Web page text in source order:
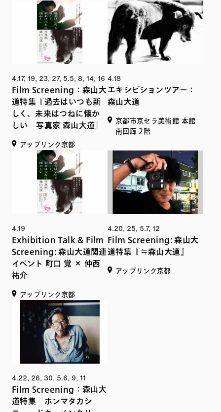
4.17, 19, 23, 27, 5.5, 8, 14, 16
Film Screening：森山大
道特集『過去はいつも新
しく、未来はつねに懐か
しい 写真家 森山大道』
アップリンク京都
4.18
エキシビションツアー：
森山大道
京都市京セラ美術館 本館
南回廊 2階
4.19
Exhibition Talk & Film
Screening: 森山大道関連
イベント 町口 覚 × 仲西
祐介
アップリンク京都
4.20, 25, 5.7, 12
Film Screening: 森山大
道特集『≒森山大道』
アップリンク京都
4.22, 26, 30, 5.6, 9, 11
Film Screening：森山大
道特集 ホンマタカシ